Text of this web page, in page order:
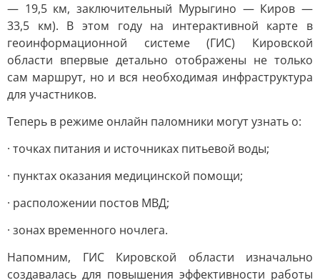
— 19,5 км, заключительный Мурыгино — Киров —
33,5 км). В этом году на интерактивной карте в
геоинформационной системе (ГИС) Кировской
области впервые детально отображены не только
сам маршрут, но и вся необходимая инфраструктура
для участников.
Теперь в режиме онлайн паломники могут узнать о:
· точках питания и источниках питьевой воды;
· пунктах оказания медицинской помощи;
· расположении постов МВД;
· зонах временного ночлега.
Напомним, ГИС Кировской области изначально
создавалась для повышения эффективности работы